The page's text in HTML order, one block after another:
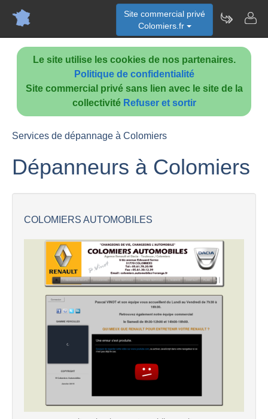
Le site utilise les cookies de nos partenaires.
Politique de confidentialité
Site commercial privé sans lien avec le site de la
collectivité Refuser et sortir
Site commercial privé
Colomiers.fr
Services de dépannage à Colomiers
Dépanneurs à Colomiers
COLOMIERS AUTOMOBILES